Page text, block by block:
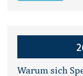
Warum sich